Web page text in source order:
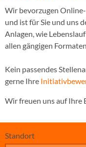
Wir bevorzugen
und ist für Sie und uns
Anlagen, wie
allen gängigen
Kein passendes
gerne Ihre
Wir freuen uns auf Ihre
Standort